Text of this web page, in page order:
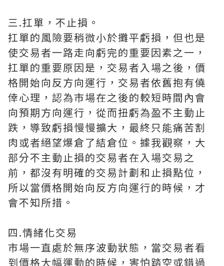
三.扛單，不止損。
扛單的風險要稍微小於攤平虧損，但也是
使交易者一路走向虧完的重要因素之一，
扛單的重要原因是，交易者入場之後，價
格開始向反方向運行，交易者依舊抱有僥
倖心理，認為市場在之後的較短時間內會
向預期方向運行，從而扭虧為盈不主動止
跌，導致虧損慢慢擴大，最終只能痛苦割
肉或者絕望爆倉了結倉位。據我觀察，大
部分不主動止損的交易者在入場交易之
前，都沒有明確的交易計劃和止損點位，
所以當價格開始向反方向運行的時候，才
會不知所措。
四.情緒化交易
市場一直處於無序波動狀態，當交易者看
到價格大幅運動的時候，害怕踏空或錯過